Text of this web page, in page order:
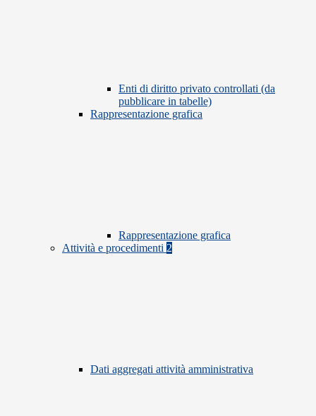
Enti di diritto privato controllati (da
pubblicare in tabelle)
Rappresentazione grafica
Rappresentazione grafica
Attività e procedimenti 2
Dati aggregati attività amministrativa